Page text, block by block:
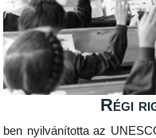
Régi
1999-ben nyilvánította az